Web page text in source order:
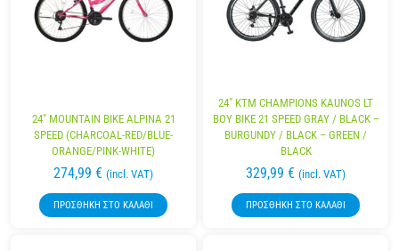
24″ MOUNTAIN BIKE ALPINA 21
SPEED (CHARCOAL-RED/BLUE-
ORANGE/PINK-WHITE)
274,99 € (incl. VAT)
ΠΡΟΣΘΉΚΗ ΣΤΟ ΚΑΛΆΘΙ
24″ KTM CHAMPIONS KAUNOS LT
BOY BIKE 21 SPEED GRAY / BLACK –
BURGUNDY / BLACK – GREEN /
BLACK
329,99 € (incl. VAT)
ΠΡΟΣΘΉΚΗ ΣΤΟ ΚΑΛΆΘΙ